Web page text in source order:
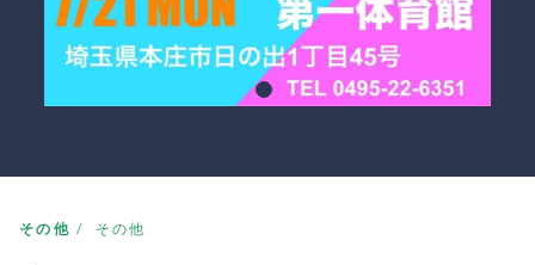
その他 その他